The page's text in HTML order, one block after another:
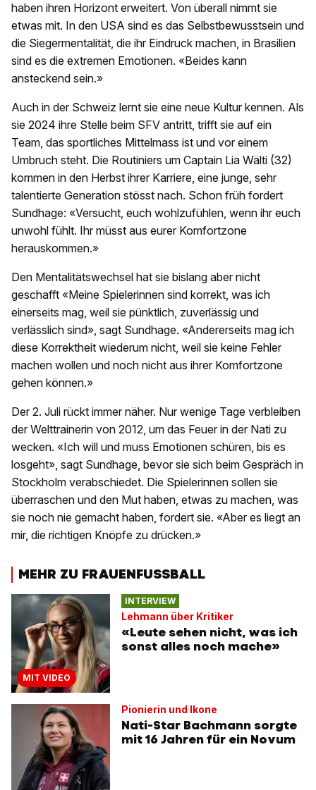
haben ihren Horizont erweitert. Von überall nimmt sie
etwas mit. In den USA sind es das Selbstbewusstsein und
die Siegermentalität, die ihr Eindruck machen, in Brasilien
sind es die extremen Emotionen. «Beides kann
ansteckend sein.»
Auch in der Schweiz lernt sie eine neue Kultur kennen. Als
sie 2024 ihre Stelle beim SFV antritt, trifft sie auf ein
Team, das sportliches Mittelmass ist und vor einem
Umbruch steht. Die Routiniers um Captain Lia Wälti (32)
kommen in den Herbst ihrer Karriere, eine junge, sehr
talentierte Generation stösst nach. Schon früh fordert
Sundhage: «Versucht, euch wohlzufühlen, wenn ihr euch
unwohl fühlt. Ihr müsst aus eurer Komfortzone
herauskommen.»
Den Mentalitätswechsel hat sie bislang aber nicht
geschafft «Meine Spielerinnen sind korrekt, was ich
einerseits mag, weil sie pünktlich, zuverlässig und
verlässlich sind», sagt Sundhage. «Andererseits mag ich
diese Korrektheit wiederum nicht, weil sie keine Fehler
machen wollen und noch nicht aus ihrer Komfortzone
gehen können.»
Der 2. Juli rückt immer näher. Nur wenige Tage verbleiben
der Welttrainerin von 2012, um das Feuer in der Nati zu
wecken. «Ich will und muss Emotionen schüren, bis es
losgeht», sagt Sundhage, bevor sie sich beim Gespräch in
Stockholm verabschiedet. Die Spielerinnen sollen sie
überraschen und den Mut haben, etwas zu machen, was
sie noch nie gemacht haben, fordert sie. «Aber es liegt an
mir, die richtigen Knöpfe zu drücken.»
MEHR ZU FRAUENFUSSBALL
MIT VIDEO
INTERVIEW
Lehmann über Kritiker
«Leute sehen nicht, was ich
sonst alles noch mache»
Pionierin und Ikone
Nati-Star Bachmann sorgte
mit 16 Jahren für ein Novum